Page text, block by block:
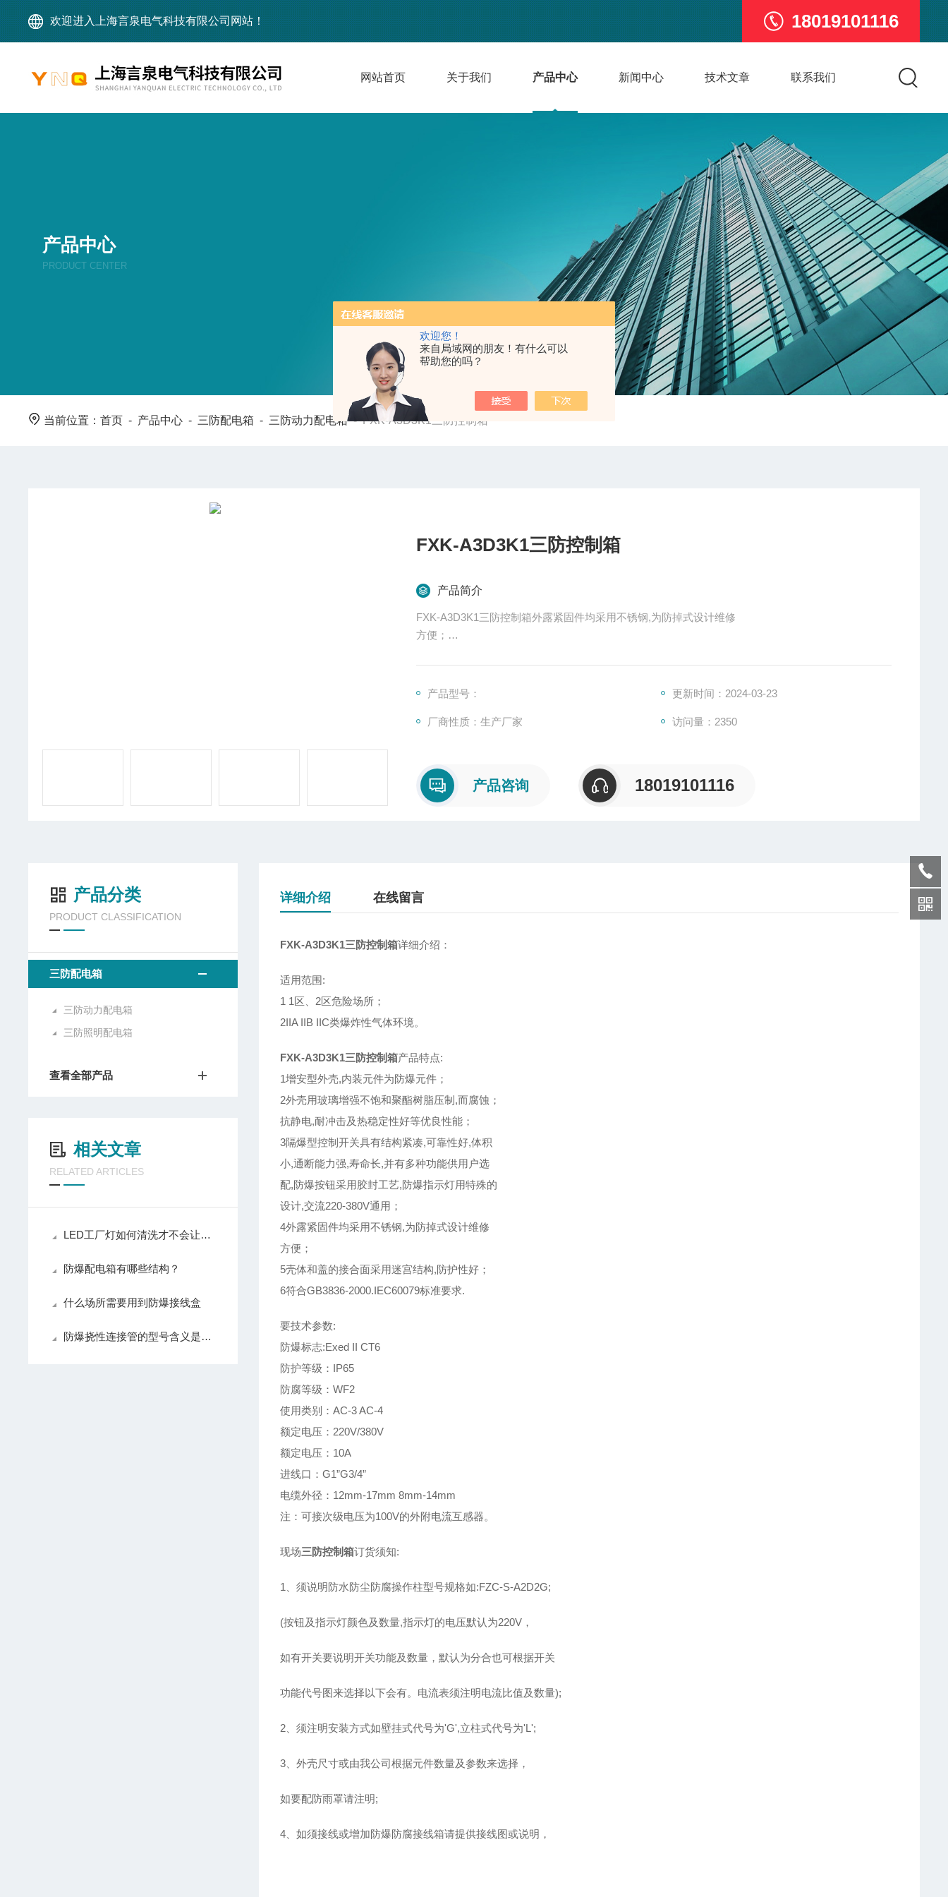
欢迎您！
来自局域网的朋友！有什么可以
帮助您的吗？
欢迎进入上海言泉电气科技有限公司网站！ 18019101116
网站首页 关于我们 产品中心 新闻中心 技术文章 联系我们
产品中心
PRODUCT CENTER
当前位置：首页 - 产品中心 - 三防配电箱 - 三防动力配电箱-FXK-A3D3K1三防控制箱
FXK-A3D3K1三防控制箱
产品简介
FXK-A3D3K1三防控制箱外露紧固件均采用不锈钢,为防掉式设计维修
方便；
产品型号： 更新时间：2024-03-23
厂商性质：生产厂家 访问量：2350
产品咨询 18019101116
产品分类
PRODUCT CLASSIFICATION
三防配电箱
三防动力配电箱
三防照明配电箱
查看全部产品
相关文章
RELATED ARTICLES
LED工厂灯如何清洗才不会让灰尘影响照明效果
防爆配电箱有哪些结构？
什么场所需要用到防爆接线盒
防爆挠性连接管的型号含义是什么？
详细介绍 在线留言
FXK-A3D3K1三防控制箱详细介绍：
适用范围:
1 1区、2区危险场所；
2IIA IIB IIC类爆炸性气体环境。
FXK-A3D3K1三防控制箱产品特点:
1增安型外壳,内装元件为防爆元件；
2外壳用玻璃增强不饱和聚酯树脂压制,而腐蚀；
抗静电,耐冲击及热稳定性好等优良性能；
3隔爆型控制开关具有结构紧凑,可靠性好,体积
小,通断能力强,寿命长,并有多种功能供用户选
配,防爆按钮采用胶封工艺,防爆指示灯用特殊的
设计,交流220-380V通用；
4外露紧固件均采用不锈钢,为防掉式设计维修
方便；
5壳体和盖的接合面采用迷宫结构,防护性好；
6符合GB3836-2000.IEC60079标准要求.
要技术参数:
防爆标志:Exed II CT6
防护等级：IP65
防腐等级：WF2
使用类别：AC-3 AC-4
额定电压：220V/380V
额定电压：10A
进线口：G1”G3/4”
电缆外径：12mm-17mm 8mm-14mm
注：可接次级电压为100V的外附电流互感器。
现场三防控制箱订货须知:
1、须说明防水防尘防腐操作柱型号规格如:FZC-S-A2D2G;
(按钮及指示灯颜色及数量,指示灯的电压默认为220V，
如有开关要说明开关功能及数量，默认为分合也可根据开关
功能代号图来选择以下会有。电流表须注明电流比值及数量);
2、须注明安装方式如壁挂式代号为'G',立柱式代号为'L';
3、外壳尺寸或由我公司根据元件数量及参数来选择，
如要配防雨罩请注明;
4、如须接线或增加防爆防腐接线箱请提供接线图或说明，